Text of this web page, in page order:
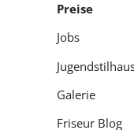
Preise
Jobs
Galerie
Friseur Blog